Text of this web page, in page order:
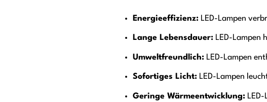
Energieeffizienz: LED-Lampen
Lange Lebensdauer: LED-Lampen
Umweltfreundlich: LED-Lampen
Sofortiges Licht: LED-Lampen
Geringe Wärmeentwicklung: